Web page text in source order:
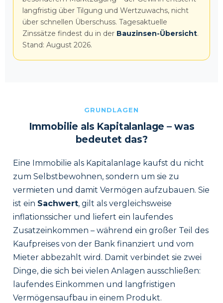
langfristig über Tilgung und Wertzuwachs, nicht
über schnellen Überschuss. Tagesaktuelle
Zinssätze findest du in der Bauzinsen-Übersicht.
Stand: August 2026.
GRUNDLAGEN
Immobilie als Kapitalanlage – was
bedeutet das?
Eine Immobilie als Kapitalanlage kaufst du nicht
zum Selbstbewohnen, sondern um sie zu
vermieten und damit Vermögen aufzubauen. Sie
ist ein Sachwert, gilt als vergleichsweise
inflationssicher und liefert ein laufendes
Zusatzeinkommen – während ein großer Teil des
Kaufpreises von der Bank finanziert und vom
Mieter abbezahlt wird. Damit verbindet sie zwei
Dinge, die sich bei vielen Anlagen ausschließen:
laufendes Einkommen und langfristigen
Vermögensaufbau in einem Produkt.